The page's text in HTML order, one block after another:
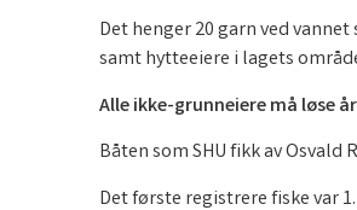
Det henger 20 garn ved
samt hytteeiere i lagets
Alle ikke-grunneiere må løse
Båten som SHU fikk av
Det første registrere fiske var